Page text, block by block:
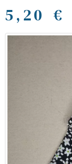
5,20 €